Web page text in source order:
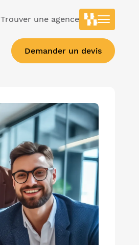
Trouver une agence
Demander un devis